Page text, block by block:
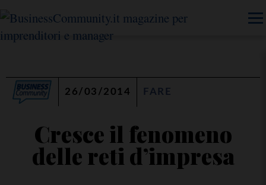
26/03/2014 FARE
Cresce il fenomeno
delle reti d’impresa